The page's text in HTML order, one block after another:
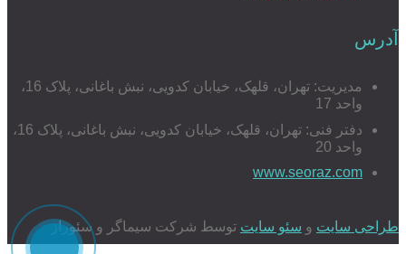
آدرس
مدیریت: تهران، قلهک، خیابان کدویی، نبش باغانی، پلاک 16،
واحد 17
دفتر فنی: تهران، قلهک، خیابان کدویی، نبش باغانی، پلاک 16،
واحد 20
www.seoraz.com
طراحی سایت و سئو سایت توسط شرکت سیماگر و سئوراز